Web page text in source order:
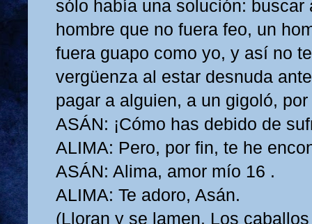
sólo había una solución: buscar
hombre que no fuera feo, un
fuera guapo como yo, y así no
vergüenza al estar desnuda
pagar a alguien, a un gigoló,
ASÁN: ¡Cómo has debido de
ALIMA: Pero, por fin, te he
ASÁN: Alima, amor mío 16 .
ALIMA: Te adoro, Asán.
(Lloran y se lamen. Los